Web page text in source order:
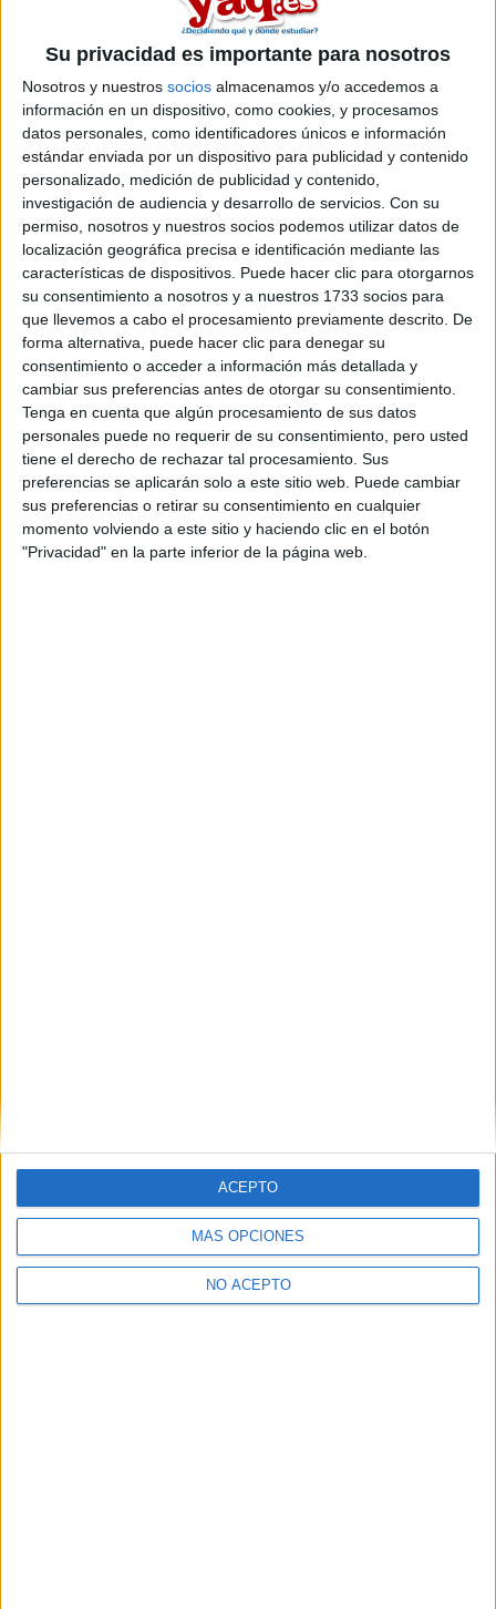
Su privacidad es importante para nosotros
Nosotros y nuestros socios almacenamos y/o accedemos a
información en un dispositivo, como cookies, y procesamos
datos personales, como identificadores únicos e información
estándar enviada por un dispositivo para publicidad y contenido
personalizado, medición de publicidad y contenido,
investigación de audiencia y desarrollo de servicios. Con su
permiso, nosotros y nuestros socios podemos utilizar datos de
localización geográfica precisa e identificación mediante las
características de dispositivos. Puede hacer clic para otorgarnos
su consentimiento a nosotros y a nuestros 1733 socios para
que llevemos a cabo el procesamiento previamente descrito. De
forma alternativa, puede hacer clic para denegar su
consentimiento o acceder a información más detallada y
cambiar sus preferencias antes de otorgar su consentimiento.
Tenga en cuenta que algún procesamiento de sus datos
personales puede no requerir de su consentimiento, pero usted
tiene el derecho de rechazar tal procesamiento. Sus
preferencias se aplicarán solo a este sitio web. Puede cambiar
sus preferencias o retirar su consentimiento en cualquier
momento volviendo a este sitio y haciendo clic en el botón
"Privacidad" en la parte inferior de la página web.
MÁS OPCIONES
NO ACEPTO
ACEPTO
Sobre ti
Soy:*
Chico
Chica
¿En qué año terminas (o terminaste) bachillerato o FP?
Soy estudiante de:*
Términos y Condiciones de Uso
Aceptolos Términos y Condicionesde uso*
Y como regalo de agradecimiento, por registrarte te daremos
gratis una copia de nuestro ebook con 100 consejos para tu
primer año de universidad